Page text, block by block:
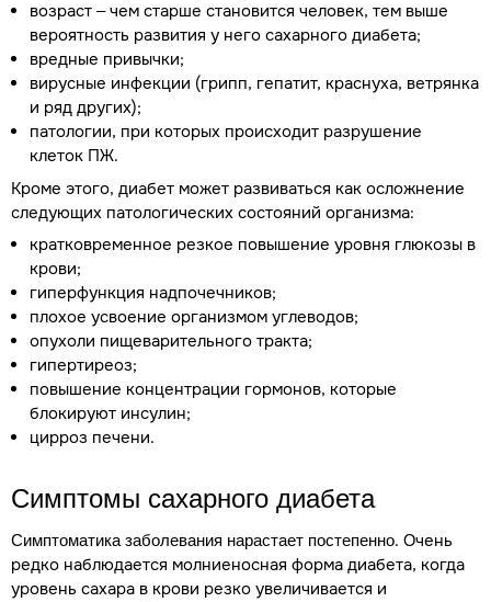
возраст – чем старше становится человек, тем выше
вероятность развития у него сахарного диабета;
вредные привычки;
вирусные инфекции (грипп, гепатит, краснуха, ветрянка
и ряд других);
патологии, при которых происходит разрушение
клеток ПЖ.
Кроме этого, диабет может развиваться как осложнение
следующих патологических состояний организма:
кратковременное резкое повышение уровня глюкозы в
крови;
гиперфункция надпочечников;
плохое усвоение организмом углеводов;
опухоли пищеварительного тракта;
гипертиреоз;
повышение концентрации гормонов, которые
блокируют инсулин;
цирроз печени.
Симптомы сахарного диабета
Симптоматика заболевания нарастает постепенно. Очень
редко наблюдается молниеносная форма диабета, когда
уровень сахара в крови резко увеличивается и